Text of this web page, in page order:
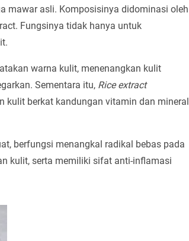
mawar asli. Komposisinya didominasi oleh
Fungsinya tidak hanya untuk
warna kulit, menenangkan kulit
Sementara itu, Rice extract
kulit berkat kandungan vitamin dan mineral
berfungsi menangkal radikal bebas pada
kulit, serta memiliki sifat anti-inflamasi